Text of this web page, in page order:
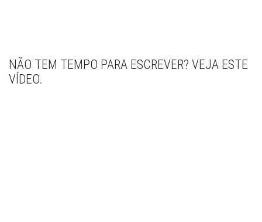
NÃO TEM TEMPO PARA ESCREVER? VEJA ESTE
VÍDEO.